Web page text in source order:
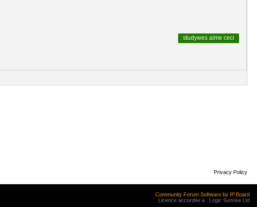
studywes aime ceci
Privacy Policy
Community Forum Software by IP.Board
Licence accordée à : Logic Sunrise Ltd